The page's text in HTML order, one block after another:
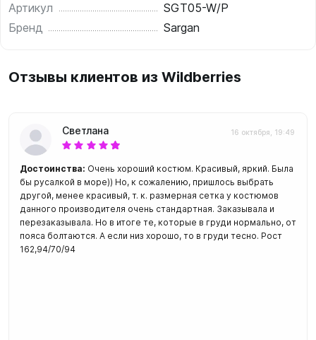
Артикул
SGT05-W/P
Бренд
Sargan
Отзывы клиентов из Wildberries
Светлана 16 октября, 19:49
Достоинства: Очень хороший костюм. Красивый, яркий. Была
бы русалкой в море)) Но, к сожалению, пришлось выбрать
другой, менее красивый, т. к. размерная сетка у костюмов
данного производителя очень стандартная. Заказывала и
перезаказывала. Но в итоге те, которые в груди нормально, от
пояса болтаются. А если низ хорошо, то в груди тесно. Рост
162,94/70/94